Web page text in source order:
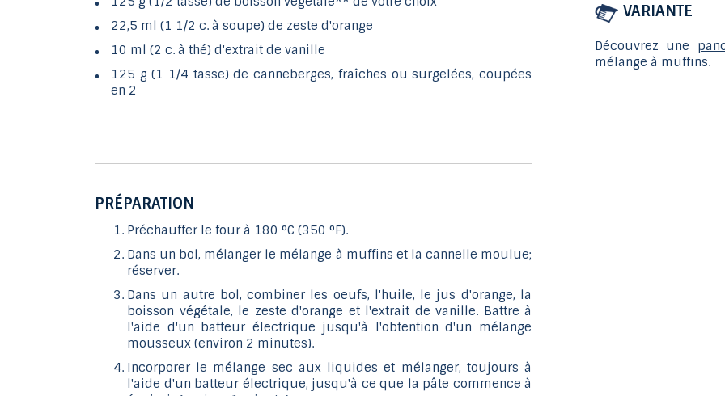
22,5 ml (1 1/2 c. à soupe) de zeste d'orange
10 ml (2 c. à thé) d'extrait de vanille
125 g (1 1/4 tasse) de canneberges, fraîches ou surgelées, coupées
en 2
PRÉPARATION
Préchauffer le four à 180 °C (350 °F).
Dans un bol, mélanger le mélange à muffins et la cannelle moulue;
réserver.
Dans un autre bol, combiner les oeufs, l'huile, le jus d'orange, la
boisson végétale, le zeste d'orange et l'extrait de vanille. Battre à
l'aide d'un batteur électrique jusqu'à l'obtention d'un mélange
mousseux (environ 2 minutes).
Incorporer le mélange sec aux liquides et mélanger, toujours à
l'aide d'un batteur électrique, jusqu'à ce que la pâte commence à
VARIANTE
Découvrez une
mélange à muffins.